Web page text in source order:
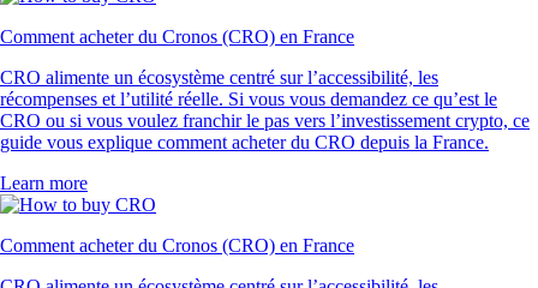
Comment acheter du Cronos (CRO) en France
CRO alimente un écosystème centré sur l’accessibilité, les
récompenses et l’utilité réelle. Si vous vous demandez ce qu’est le
CRO ou si vous voulez franchir le pas vers l’investissement crypto, ce
guide vous explique comment acheter du CRO depuis la France.
Learn more
Comment acheter du Cronos (CRO) en France